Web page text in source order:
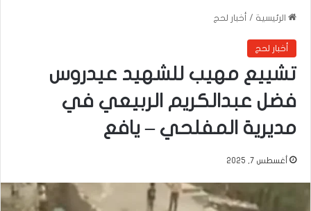
الرئيسية / أخبار لحج
أخبار لحج
تشييع مهيب للشهيد عيدروس
فضل عبدالكريم الربيعي في
مديرية المفلحي – يافع
أغسطس 7, 2025